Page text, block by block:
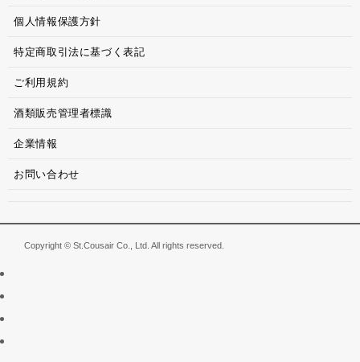
個人情報保護方針
特定商取引法に基づく表記
ご利用規約
酒類販売管理者標識
企業情報
お問い合わせ
Copyright © St.Cousair Co., Ltd. All rights reserved.